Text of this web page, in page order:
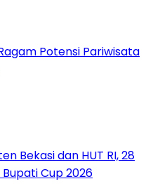
Potensi Pariwisata
Bekasi dan HUT RI, 28
Cup 2026